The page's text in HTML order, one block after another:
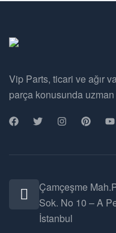
Vip Parts, ticari ve ağır
parça konusunda uzman
Çamçeşme
Sok. No 10 – A
İstanbul